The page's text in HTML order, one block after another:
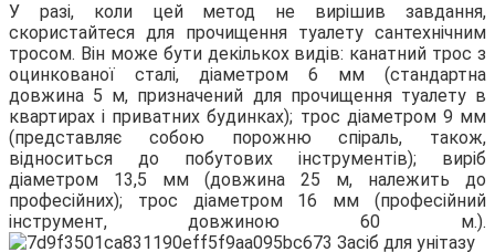
У разі, коли цей метод не вирішив завдання,
скористайтеся для прочищення туалету сантехнічним
тросом. Він може бути декількох видів: канатний трос з
оцинкованої сталі, діаметром 6 мм (стандартна
довжина 5 м, призначений для прочищення туалету в
квартирах і приватних будинках); трос діаметром 9 мм
(представляє собою порожню спіраль, також,
відноситься до побутових інструментів); виріб
діаметром 13,5 мм (довжина 25 м, належить до
професійних); трос діаметром 16 мм (професійний
інструмент, довжиною 60 м.).